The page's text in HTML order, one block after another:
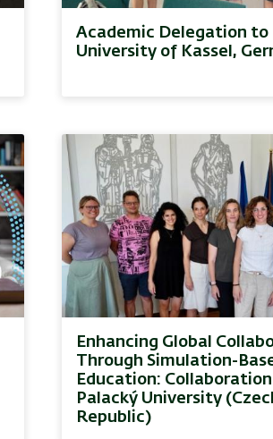
Academic Delegation to
University of Kassel,
Enhancing Global
Through Simulation-
Education:
Palacký University
Republic)